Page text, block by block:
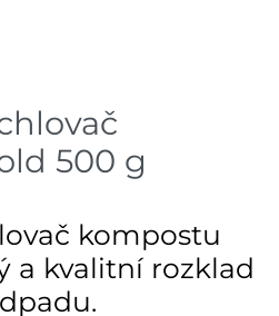
500 g
kompostu
a kvalitní rozklad